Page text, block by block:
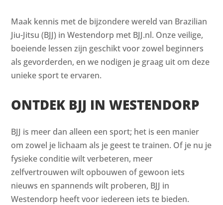
Maak kennis met de bijzondere wereld van Brazilian
Jiu-Jitsu (BJJ) in Westendorp met BJJ.nl. Onze veilige,
boeiende lessen zijn geschikt voor zowel beginners
als gevorderden, en we nodigen je graag uit om deze
unieke sport te ervaren.
ONTDEK BJJ IN WESTENDORP
BJJ is meer dan alleen een sport; het is een manier
om zowel je lichaam als je geest te trainen. Of je nu je
fysieke conditie wilt verbeteren, meer
zelfvertrouwen wilt opbouwen of gewoon iets
nieuws en spannends wilt proberen, BJJ in
Westendorp heeft voor iedereen iets te bieden.